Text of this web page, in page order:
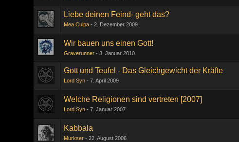
Liebe deinen Feind- geht das?
Mea Culpa 2. Dezember 2009
Wir bauen uns einen Gott!
Graverunner 3. Januar 2010
Gott und Teufel - Das Gleichgewicht der Kräfte
Lord Syn 7. April 2009
Welche Religionen sind vertreten [2007]
Lord Syn 7. Januar 2007
Kabbala
Murkser 22. August 2006